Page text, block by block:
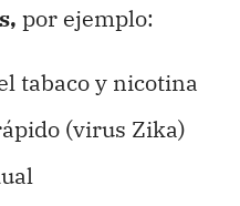
por ejemplo:
tabaco y nicotina
(virus Zika)